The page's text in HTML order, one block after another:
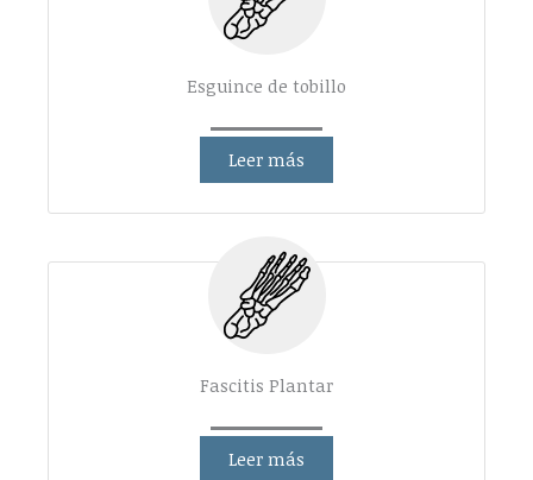
Esguince de tobillo
Leer más
Fascitis Plantar
Leer más